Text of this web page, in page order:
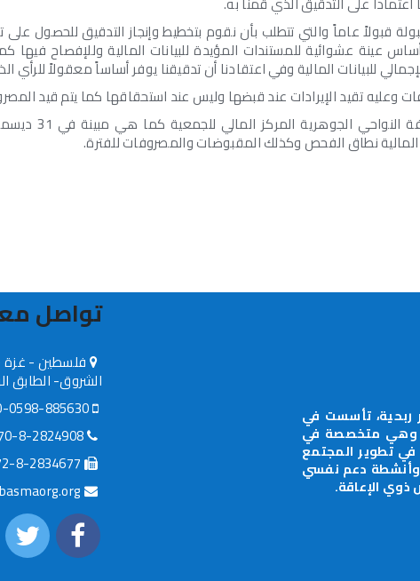
قبولاً عاماً والتي تتطلب بأن نقوم بتخطيط وإنجاز التدقيق للحصول على
عشوائية للمستندات المؤيدة للبيانات المالية وللإفصاح فيها
للبيانات المالية وفي اعتقادنا أن تدقيقنا يوفر أساساً معقولاً للرأي
وعليه تقيد الإيرادات عند قبضها وليس عند استحقاقها كما يتم قيد
نطاق الفحص وكذلك المقبوضات والمصروفات للفترة.
ربحية، تأسست في
وهي متخصصة في
تطوير المجتمع
وأنشطة دعم نفسي
الإعاقة.
تواصل
فلسطين - غزة -
الشروق- الطابق